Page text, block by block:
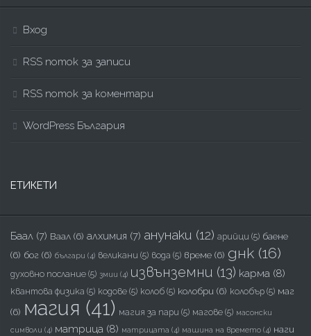
Вход
RSS поток за записи
RSS поток за коментари
WordPress България
ЕТИКЕТИ
Баал (7) Ваал (6) алхимия (7) анунаки (12) арийци (5) баене
(6) бог (6) българи (4) великани (5) вода (5) време (6) днк (16)
духовно послание (5) змии (4) извънземни (13) карма (8)
квантова физика (5) кодове (5) колоб (5) колобри (6) колобър (5) маг
(6) магия (41) магия за пари (5) магове (5) масонски
символи (4) матрица (8) матрицата (4) машина на времето (4) наги